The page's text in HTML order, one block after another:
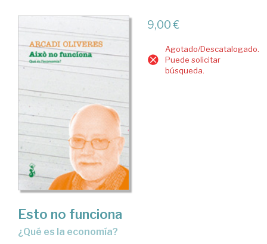
9,00 €
Agotado/Descatalogado.
Puede solicitar
búsqueda.
Esto no funciona
¿qué es la economía?